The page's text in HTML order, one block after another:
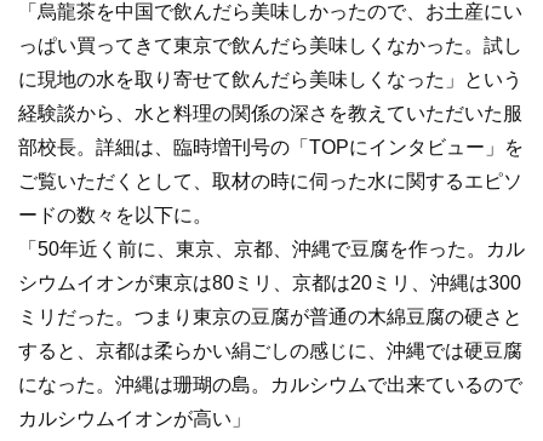
「烏龍茶を中国で飲んだら美味しかったので、お土産にい
っぱい買ってきて東京で飲んだら美味しくなかった。試し
に現地の水を取り寄せて飲んだら美味しくなった」という
経験談から、水と料理の関係の深さを教えていただいた服
部校長。詳細は、臨時増刊号の「TOPにインタビュー」を
ご覧いただくとして、取材の時に伺った水に関するエピソ
ードの数々を以下に。
「50年近く前に、東京、京都、沖縄で豆腐を作った。カル
シウムイオンが東京は80ミリ、京都は20ミリ、沖縄は300
ミリだった。つまり東京の豆腐が普通の木綿豆腐の硬さと
すると、京都は柔らかい絹ごしの感じに、沖縄では硬豆腐
になった。沖縄は珊瑚の島。カルシウムで出来ているので
カルシウムイオンが高い」